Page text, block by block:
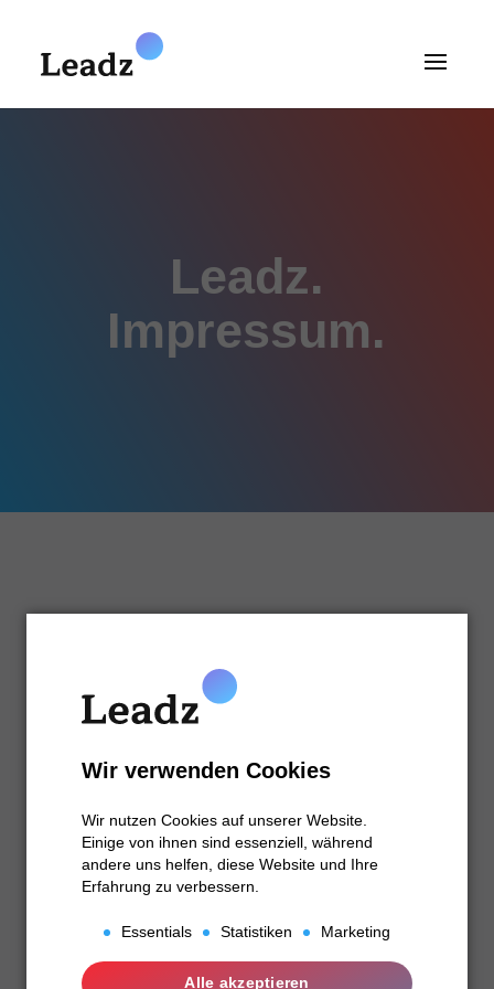
Leadz.
Impressum.
Impressum:
Thorben Roth
Agentur Roth
Kontakt:
Telefon: 02064 4765-0
Wir verwenden Cookies
Wir nutzen Cookies auf unserer Website.
Einige von ihnen sind essenziell, während
andere uns helfen, diese Website und Ihre
Erfahrung zu verbessern.
Essentials Statistiken Marketing
Alle akzeptieren